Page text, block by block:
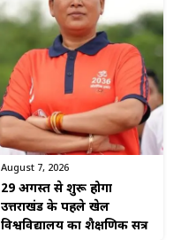
August 7, 2026
29 अगस्त से शुरू होगा
उत्तराखंड के पहले खेल
विश्वविद्यालय का शैक्षणिक सत्र